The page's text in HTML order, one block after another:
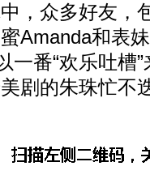
，众多好友，
Amanda和表
一番“欢乐吐槽
剧的朱珠忙不